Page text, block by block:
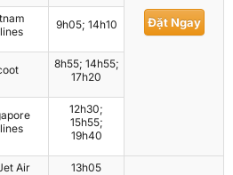
Đặt Ngay
9h05; 14h10
8h55; 14h55;
17h20
12h30;
15h55;
19h40
Air 13h05